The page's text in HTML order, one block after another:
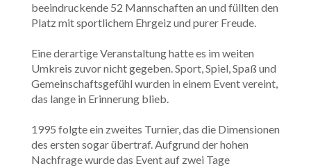
beeindruckende 52 Mannschaften an und füllten den
Platz mit sportlichem Ehrgeiz und purer Freude.
Eine derartige Veranstaltung hatte es im weiten
Umkreis zuvor nicht gegeben. Sport, Spiel, Spaß und
Gemeinschaftsgefühl wurden in einem Event vereint,
das lange in Erinnerung blieb.
1995 folgte ein zweites Turnier, das die Dimensionen
des ersten sogar übertraf. Aufgrund der hohen
Nachfrage wurde das Event auf zwei Tage